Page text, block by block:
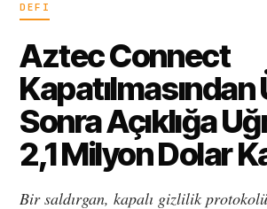
DEFI
Aztec Connect
Kapatılmasından
Sonra Açıklığa
2,1 Milyon Dolar
Bir saldırgan, kapalı gizlilik